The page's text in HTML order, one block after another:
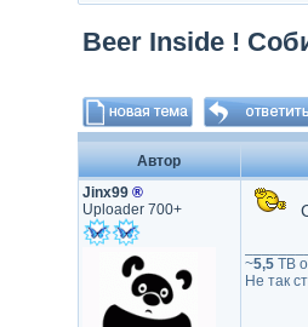
Beer Inside !
Автор
Jinx99 ®
Uploader 700+
~5,5TB
Не так